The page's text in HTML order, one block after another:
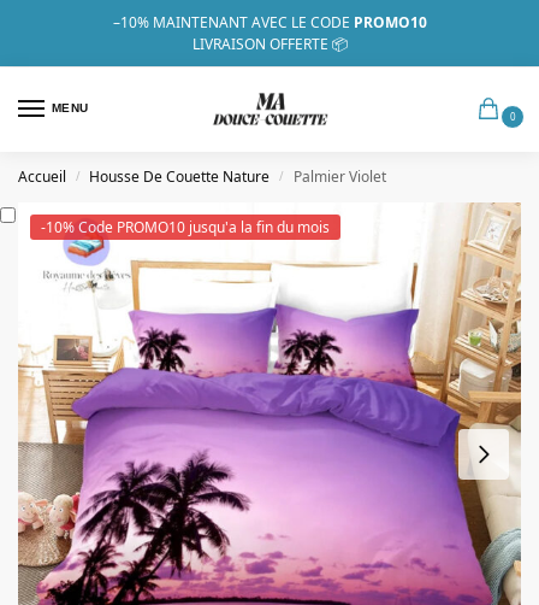
–10% MAINTENANT AVEC LE CODE PROMO10
LIVRAISON OFFERTE 📦
MENU
0
Accueil / Housse De Couette Nature / Palmier Violet
-10% Code PROMO10 jusqu'a la fin du mois